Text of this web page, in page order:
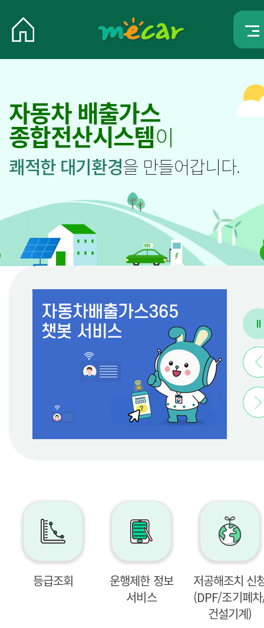
자동차 배출가스
종합전산시스템이
쾌적한 대기환경을 만들어갑니다.
등급조회
운행제한 정보
서비스
저공해조치 신
(DPF/조기폐
건설기계)